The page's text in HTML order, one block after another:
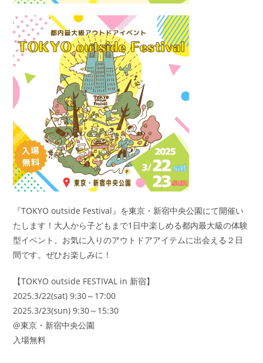
『TOKYO outside Festival』を東京・新宿中央公園にて開催い
たします！大人から子どもまで1日中楽しめる都内最大級の体験
型イベント。お気に入りのアウトドアアイテムに出会える２日
間です。ぜひお楽しみに！
【TOKYO outside FESTIVAL in 新宿】
2025.3/22(sat) 9:30～17:00
2025.3/23(sun) 9:30～15:30
@東京・新宿中央公園
入場無料